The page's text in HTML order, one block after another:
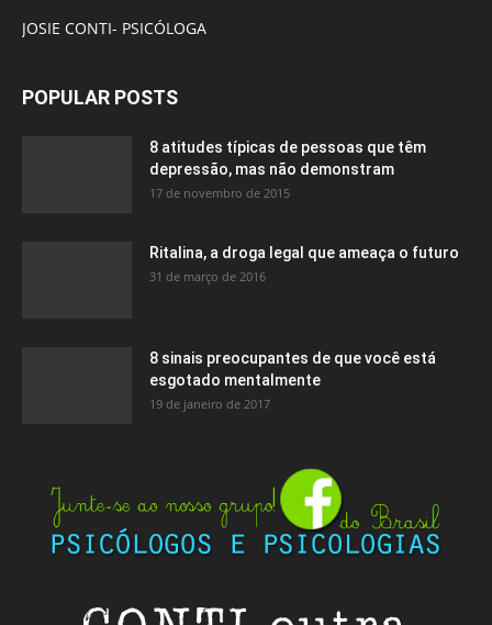
JOSIE CONTI- PSICÓLOGA
POPULAR POSTS
8 atitudes típicas de pessoas que têm
depressão, mas não demonstram
17 de novembro de 2015
Ritalina, a droga legal que ameaça o futuro
31 de março de 2016
8 sinais preocupantes de que você está
esgotado mentalmente
19 de janeiro de 2017